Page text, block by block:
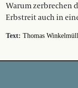
Warum zerbrechen
Erbstreit auch in
Text: Thomas